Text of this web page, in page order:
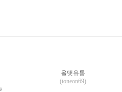
올댓유통
(toneon69)